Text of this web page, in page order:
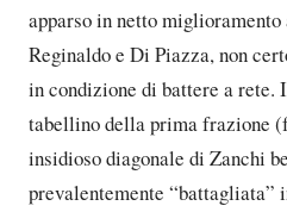
apparso in netto
Reginaldo e Di Piazza, non
in condizione di battere a rete.
tabellino della prima frazione
insidioso diagonale di Zanchi
prevalentemente “battagliata”